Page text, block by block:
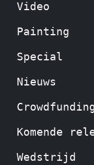
Video
Painting
Special
Nieuws
Komende
Wedstrijd